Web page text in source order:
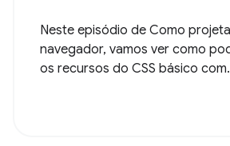
Neste episódio de Como
navegador, vamos ver como
os recursos do CSS básico